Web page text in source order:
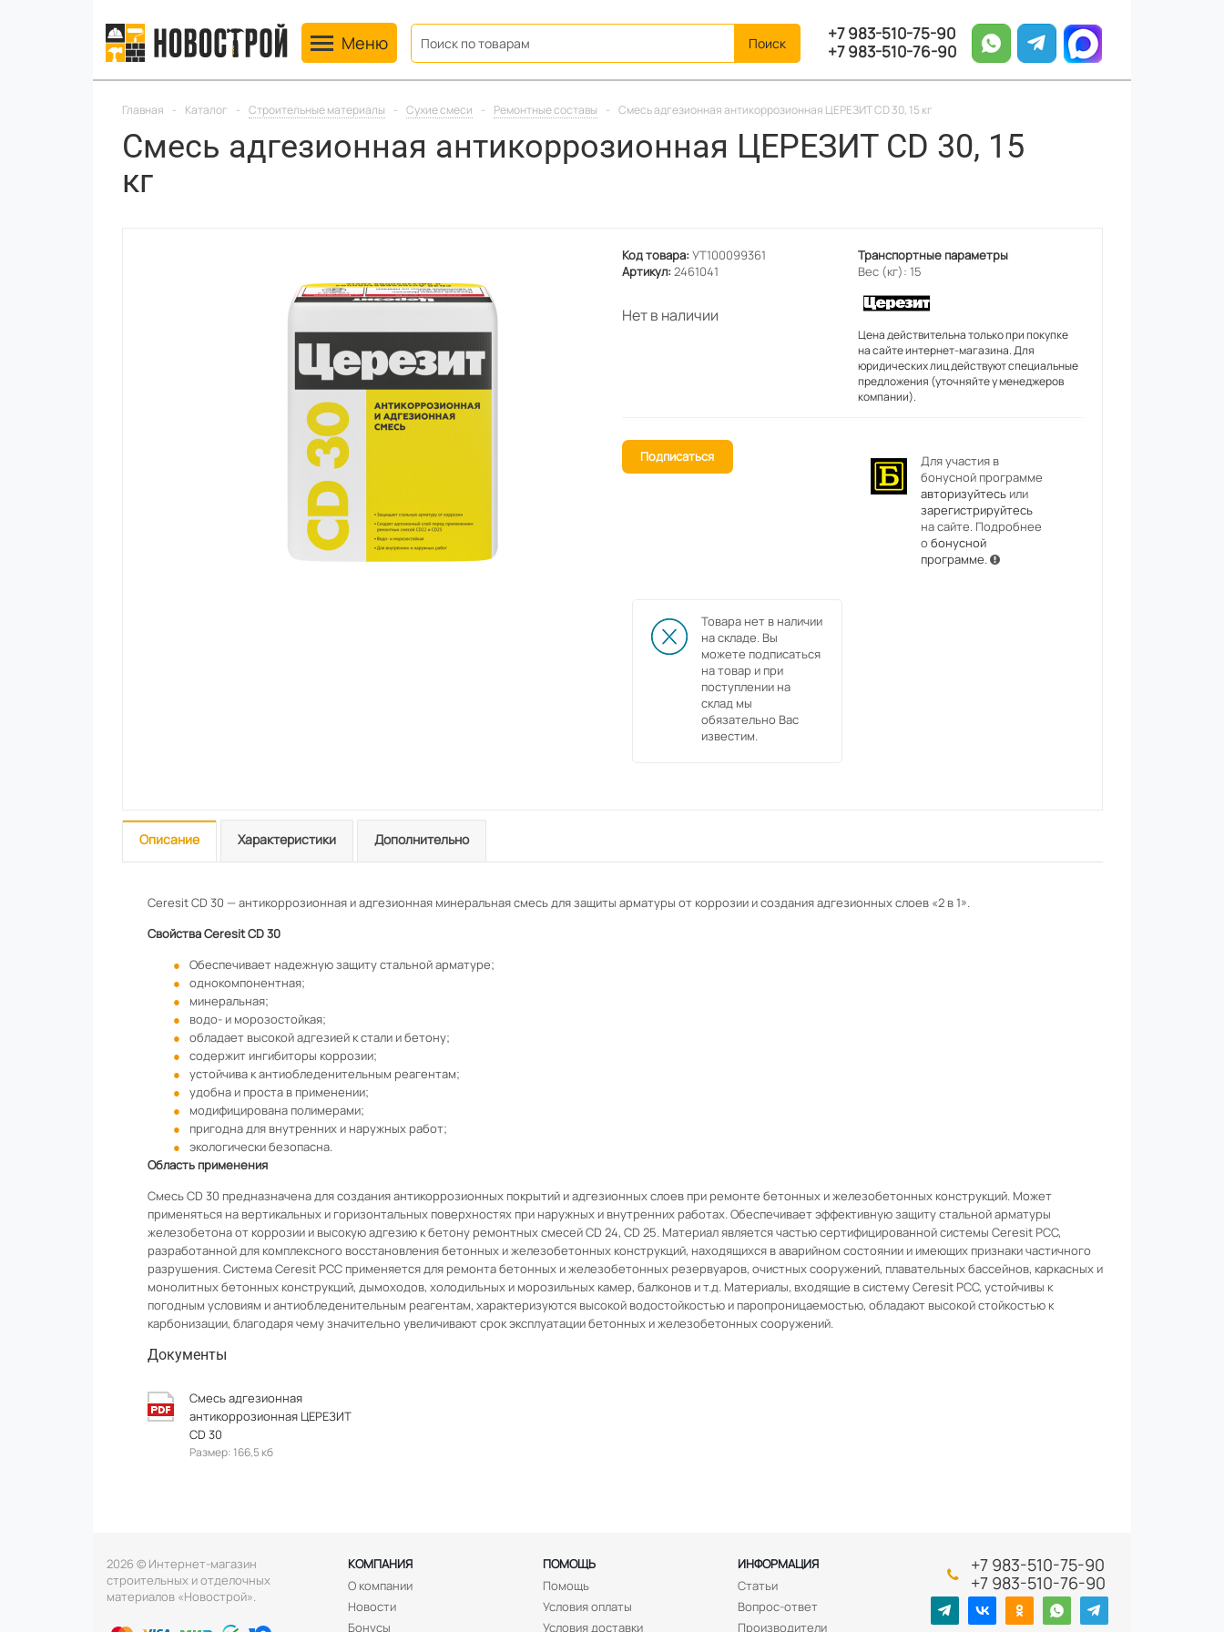
Toggle navigation
Меню
+7 983-510-75-90
+7 983-510-76-90
Главная - Каталог - Строительные материалы - Сухие смеси - Ремонтные составы - Смесь адгезионная антикоррозионная ЦЕРЕЗИТ CD 30, 15 кг
Смесь адгезионная антикоррозионная ЦЕРЕЗИТ CD 30, 15
кг
Код товара: УТ100099361
Артикул: 2461041
Нет в наличии
Транспортные параметры
Вес (кг): 15
Цена действительна только при покупке
на сайте интернет-магазина. Для
юридических лиц действуют специальные
предложения (уточняйте у менеджеров
компании).
Подписаться
Для участия в
бонусной программе
авторизуйтесьили
зарегистрируйтесь
на сайте. Подробнее
обонусной
программе.
Товара нет в наличии
на складе. Вы
можете подписаться
на товар и при
поступлении на
склад мы
обязательно Вас
известим.
Описание Характеристики Дополнительно
Ceresit CD 30 — антикоррозионная и адгезионная минеральная смесь для защиты арматуры от коррозии и создания адгезионных слоев «2 в 1».
Свойства Ceresit CD 30
Обеспечивает надежную защиту стальной арматуре;
однокомпонентная;
минеральная;
водо- и морозостойкая;
обладает высокой адгезией к стали и бетону;
содержит ингибиторы коррозии;
устойчива к антиобледенительным реагентам;
удобна и проста в применении;
модифицирована полимерами;
пригодна для внутренних и наружных работ;
экологически безопасна.
Область применения
Смесь CD 30 предназначена для создания антикоррозионных покрытий и адгезионных слоев при ремонте бетонных и железобетонных конструкций. Может
применяться на вертикальных и горизонтальных поверхностях при наружных и внутренних работах. Обеспечивает эффективную защиту стальной арматуры
железобетона от коррозии и высокую адгезию к бетону ремонтных смесей CD 24, CD 25. Материал является частью сертифицированной системы Ceresit PCC,
разработанной для комплексного восстановления бетонных и железобетонных конструкций, находящихся в аварийном состоянии и имеющих признаки частичного
разрушения. Система Ceresit PCC применяется для ремонта бетонных и железобетонных резервуаров, очистных сооружений, плавательных бассейнов, каркасных и
монолитных бетонных конструкций, дымоходов, холодильных и морозильных камер, балконов и т.д. Материалы, входящие в систему Ceresit PCC, устойчивы к
погодным условиям и антиобледенительным реагентам, характеризуются высокой водостойкостью и паропроницаемостью, обладают высокой стойкостью к
карбонизации, благодаря чему значительно увеличивают срок эксплуатации бетонных и железобетонных сооружений.
Документы
Смесь адгезионная
антикоррозионная ЦЕРЕЗИТ
CD 30
Размер: 166,5 кб
2026 © Интернет-магазин
строительных и отделочных
материалов «Новострой».
КОМПАНИЯ ПОМОЩЬ
ИНФОРМАЦИЯ
О компании
Новости
Бонусы
Помощь
Условия оплаты
Условия доставки
Статьи
Вопрос-ответ
Производители
+7 983-510-75-90
+7 983-510-76-90